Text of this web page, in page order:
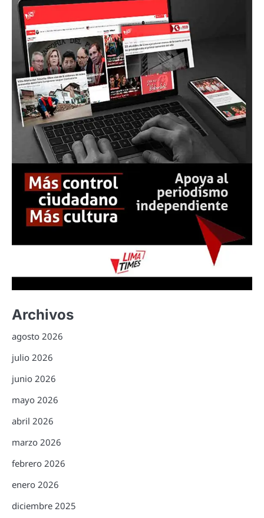
Archivos
agosto 2026
julio 2026
junio 2026
mayo 2026
abril 2026
marzo 2026
febrero 2026
enero 2026
diciembre 2025